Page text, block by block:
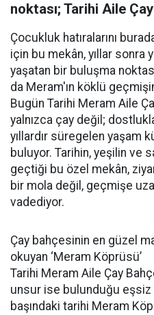
noktası; Tarihi Aile
Çocukluk hatıralarını
için bu mekân, yıllar sonra
yaşatan bir buluşma
da Meram'ın köklü
Bugün Tarihi Meram Aile
yalnızca çay değil;
yıllardır süregelen yaşam
buluyor. Tarihin, yeşilin ve
geçtiği bu özel mekân,
bir mola değil, geçmişe
vadediyor.
Çay bahçesinin en güzel
okuyan ‘Meram Köprüsü’
Tarihi Meram Aile Çay
unsur ise bulunduğu eşsiz
başındaki tarihi Meram